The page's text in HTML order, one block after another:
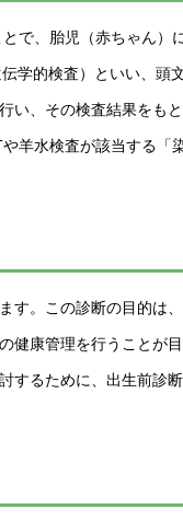
で、胎児（赤ちゃん
学的検査）といい、頭
、その検査結果をも
羊水検査が該当する「
。この診断の目的は
健康管理を行うことが
るために、出生前診断